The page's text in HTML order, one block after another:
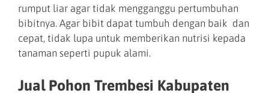
rumput liar agar tidak mengganggu pertumbuhan
bibitnya. Agar bibit dapat tumbuh dengan baik dan
cepat, tidak lupa untuk memberikan nutrisi kepada
tanaman seperti pupuk alami.
Jual Pohon Trembesi Kabupaten